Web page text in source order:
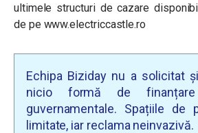
ultimele structuri de cazare
de pe www.electriccastle.ro
Echipa Biziday nu a solicitat
nicio formă de
guvernamentale. Spațiile de
limitate, iar reclama neinvazivă.